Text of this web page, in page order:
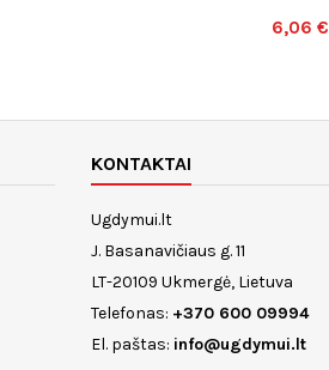
6,06 €
KONTAKTAI
Ugdymui.lt
J. Basanavičiaus g. 11
LT-20109 Ukmergė, Lietuva
Telefonas: +370 600 09994
El. paštas: info@ugdymui.lt